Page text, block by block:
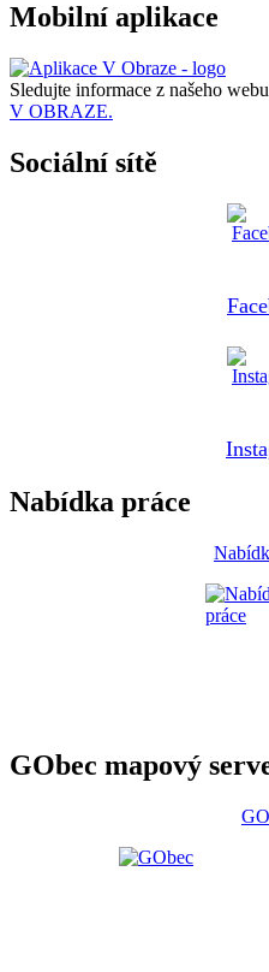
Mobilní aplikace
Sledujte informace z našeho
V OBRAZE.
Sociální sítě
Nabídka práce
GObec mapový